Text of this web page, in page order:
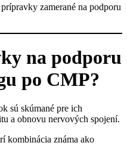
zamerané na podporu
na podporu
po CMP?
sú skúmané pre ich
a obnovu nervových spojení.
kombinácia známa ako